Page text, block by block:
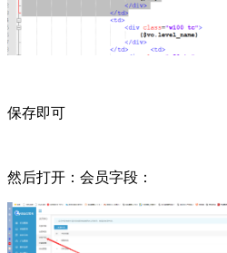
保存即可
然后打开：会员字段：